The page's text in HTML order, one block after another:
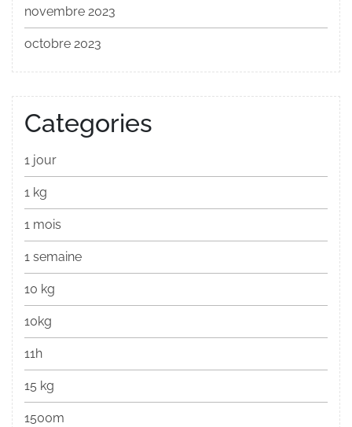
novembre 2023
octobre 2023
Categories
1 jour
1 kg
1 mois
1 semaine
10 kg
10kg
11h
15 kg
1500m